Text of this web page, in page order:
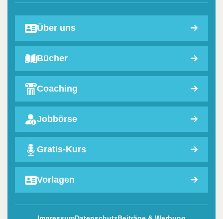
Über uns
Bücher
Coaching
Jobbörse
Gratis-Kurs
Vorlagen